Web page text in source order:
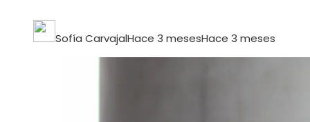
Sofía CarvajalHace 3 mesesHace 3 meses